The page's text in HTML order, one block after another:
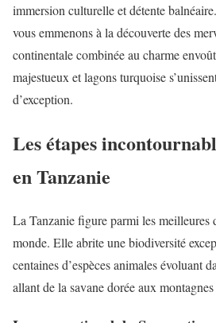
immersion culturelle et détente
vous emmenons à la découverte des
continentale combinée au charme
majestueux et lagons turquoise
d’exception.
Les étapes
en Tanzanie
La Tanzanie figure parmi les meilleures
monde. Elle abrite une biodiversité
centaines d’espèces animales évoluant
allant de la savane dorée aux